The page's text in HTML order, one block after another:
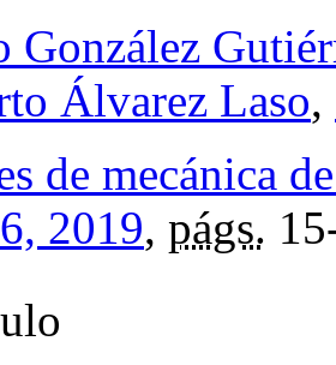
González
Álvarez Laso,
de mecánica
2019, págs.